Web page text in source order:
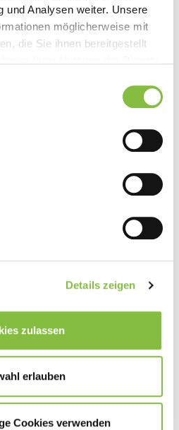
und Analysen weiter. Unsere
möglicherweise mit
die Sie ihnen bereitgestellt
Details zeigen
zulassen
erlauben
Cookies verwenden